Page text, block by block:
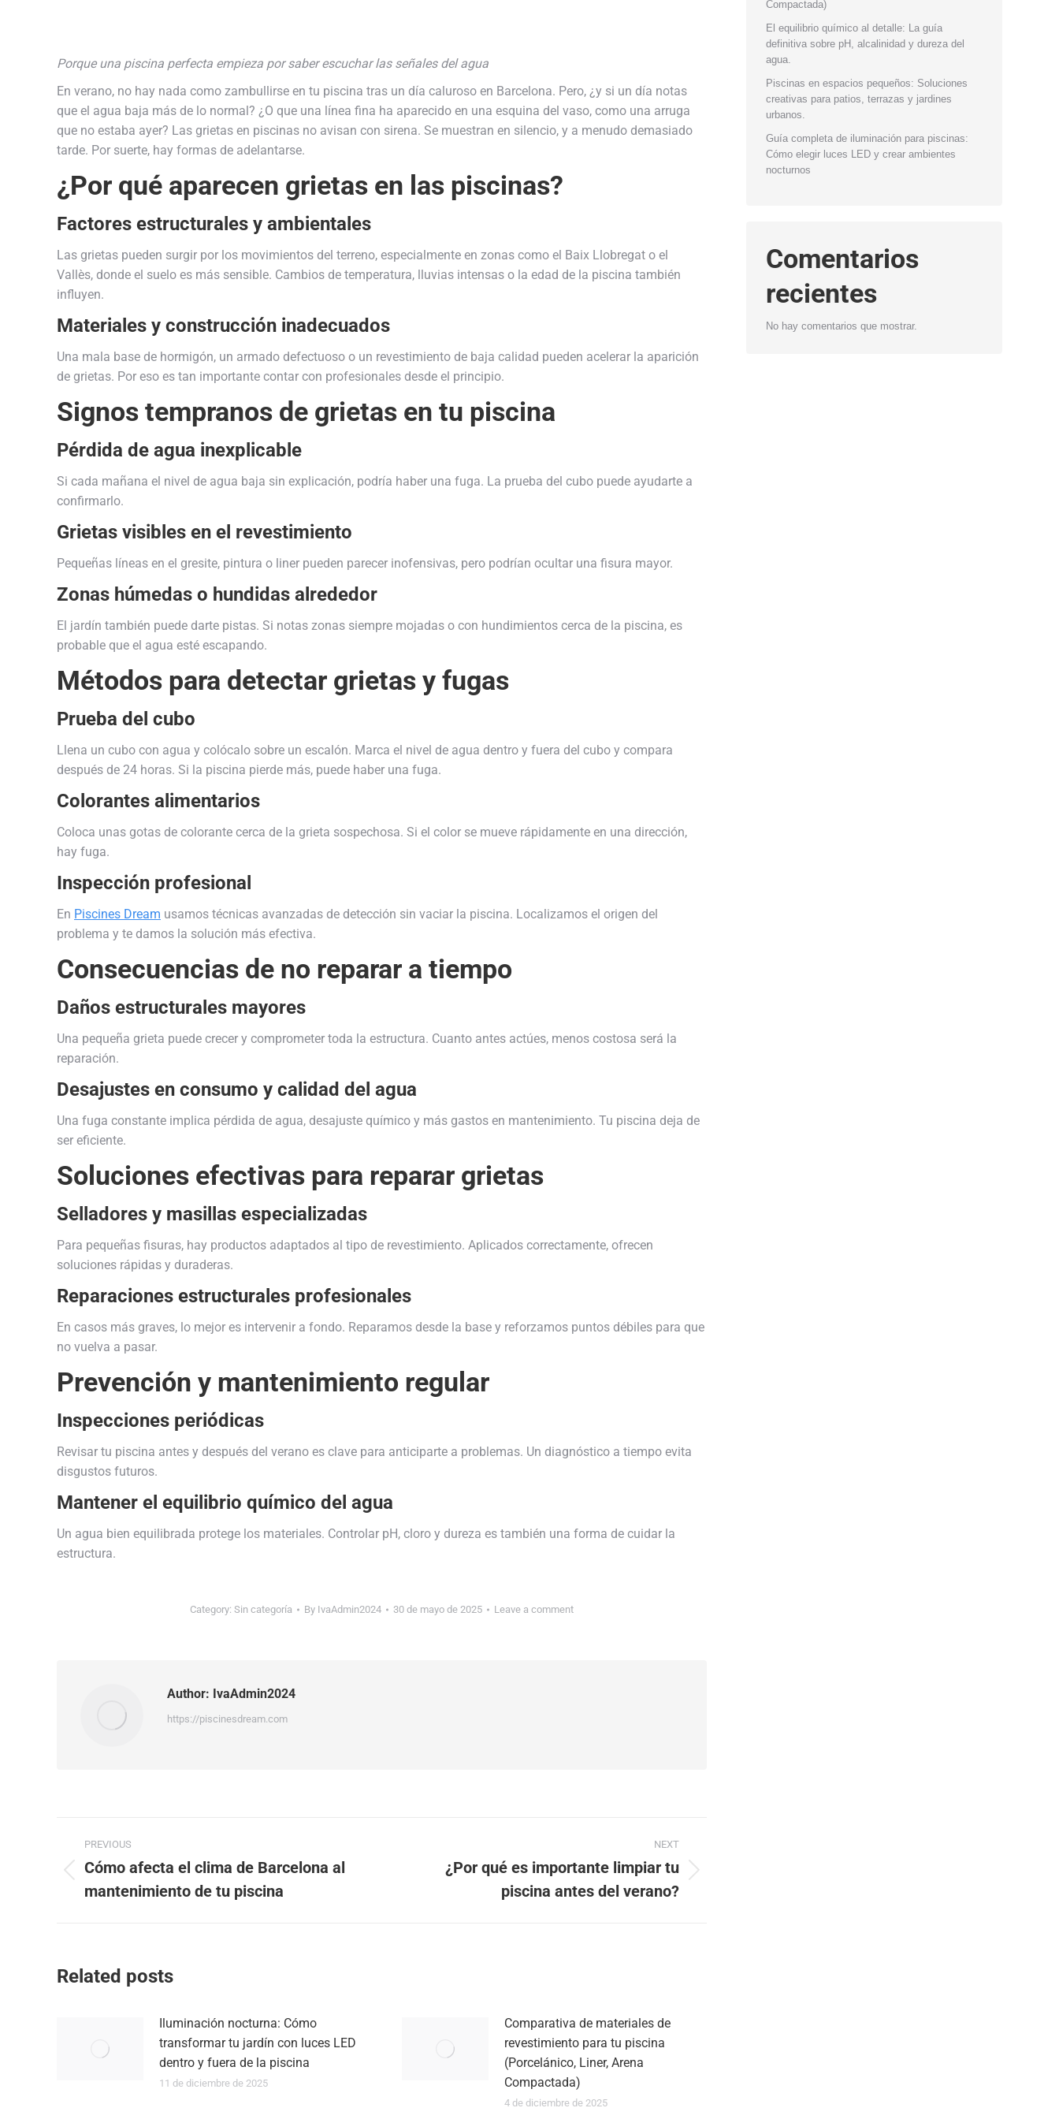
Porque una piscina perfecta empieza por saber escuchar las señales del agua
En verano, no hay nada como zambullirse en tu piscina tras un día caluroso en Barcelona. Pero, ¿y si un día notas
que el agua baja más de lo normal? ¿O que una línea fina ha aparecido en una esquina del vaso, como una arruga
que no estaba ayer? Las grietas en piscinas no avisan con sirena. Se muestran en silencio, y a menudo demasiado
tarde. Por suerte, hay formas de adelantarse.
¿Por qué aparecen grietas en las piscinas?
Factores estructurales y ambientales
Las grietas pueden surgir por los movimientos del terreno, especialmente en zonas como el Baix Llobregat o el
Vallès, donde el suelo es más sensible. Cambios de temperatura, lluvias intensas o la edad de la piscina también
influyen.
Materiales y construcción inadecuados
Una mala base de hormigón, un armado defectuoso o un revestimiento de baja calidad pueden acelerar la aparición
de grietas. Por eso es tan importante contar con profesionales desde el principio.
Signos tempranos de grietas en tu piscina
Pérdida de agua inexplicable
Si cada mañana el nivel de agua baja sin explicación, podría haber una fuga. La prueba del cubo puede ayudarte a
confirmarlo.
Grietas visibles en el revestimiento
Pequeñas líneas en el gresite, pintura o liner pueden parecer inofensivas, pero podrían ocultar una fisura mayor.
Zonas húmedas o hundidas alrededor
El jardín también puede darte pistas. Si notas zonas siempre mojadas o con hundimientos cerca de la piscina, es
probable que el agua esté escapando.
Métodos para detectar grietas y fugas
Prueba del cubo
Llena un cubo con agua y colócalo sobre un escalón. Marca el nivel de agua dentro y fuera del cubo y compara
después de 24 horas. Si la piscina pierde más, puede haber una fuga.
Colorantes alimentarios
Coloca unas gotas de colorante cerca de la grieta sospechosa. Si el color se mueve rápidamente en una dirección,
hay fuga.
Inspección profesional
En Piscines Dream usamos técnicas avanzadas de detección sin vaciar la piscina. Localizamos el origen del
problema y te damos la solución más efectiva.
Consecuencias de no reparar a tiempo
Daños estructurales mayores
Una pequeña grieta puede crecer y comprometer toda la estructura. Cuanto antes actúes, menos costosa será la
reparación.
Desajustes en consumo y calidad del agua
Una fuga constante implica pérdida de agua, desajuste químico y más gastos en mantenimiento. Tu piscina deja de
ser eficiente.
Soluciones efectivas para reparar grietas
Selladores y masillas especializadas
Para pequeñas fisuras, hay productos adaptados al tipo de revestimiento. Aplicados correctamente, ofrecen
soluciones rápidas y duraderas.
Reparaciones estructurales profesionales
En casos más graves, lo mejor es intervenir a fondo. Reparamos desde la base y reforzamos puntos débiles para que
no vuelva a pasar.
Prevención y mantenimiento regular
Inspecciones periódicas
Revisar tu piscina antes y después del verano es clave para anticiparte a problemas. Un diagnóstico a tiempo evita
disgustos futuros.
Mantener el equilibrio químico del agua
Un agua bien equilibrada protege los materiales. Controlar pH, cloro y dureza es también una forma de cuidar la
estructura.
Category: Sin categoría By IvaAdmin2024 30 de mayo de 2025 Leave a comment
Author: IvaAdmin2024
https://piscinesdream.com
Post
navigation
PREVIOUS
post:
Cómo afecta el clima de Barcelona al
mantenimiento de tu piscina
NEXT
¿Por qué es importante limpiar tu
piscina antes del verano?
Related posts
Iluminación nocturna: Cómo
transformar tu jardín con luces LED
dentro y fuera de la piscina
11 de diciembre de 2025
Comparativa de materiales de
revestimiento para tu piscina
(Porcelánico, Liner, Arena
Compactada)
4 de diciembre de 2025
Compactada)
El equilibrio químico al detalle: La guía
definitiva sobre pH, alcalinidad y dureza del
agua.
Piscinas en espacios pequeños: Soluciones
creativas para patios, terrazas y jardines
urbanos.
Guía completa de iluminación para piscinas:
Cómo elegir luces LED y crear ambientes
nocturnos
Comentarios
recientes
No hay comentarios que mostrar.